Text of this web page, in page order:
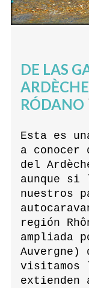
DE LAS
RÓDANO
Esta es
a conocer
del
aunque si
nuestros
región
ampliada
Auvergne)
visitamos